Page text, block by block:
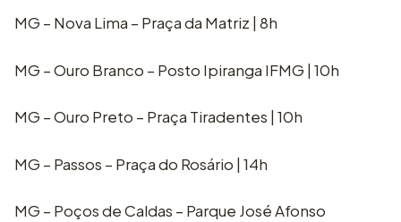
MG – Nova Lima – Praça da Matriz | 8h
MG – Ouro Branco – Posto Ipiranga IFMG | 10h
MG – Ouro Preto – Praça Tiradentes | 10h
MG – Passos – Praça do Rosário | 14h
MG – Poços de Caldas – Parque José Afonso